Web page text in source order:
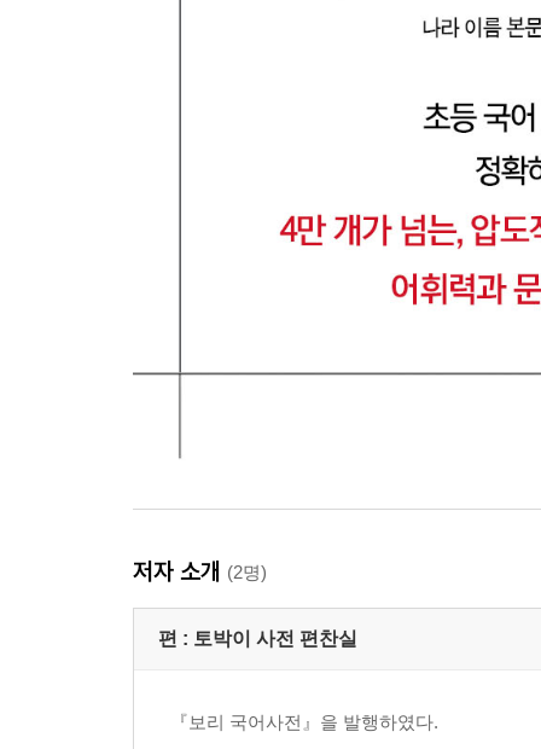
저자 소개 (2명)
편 : 토박이 사전 편찬실
『보리 국어사전』을 발행하였다.